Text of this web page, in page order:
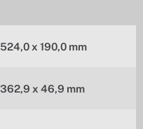
x 190,0 mm
x 46,9 mm